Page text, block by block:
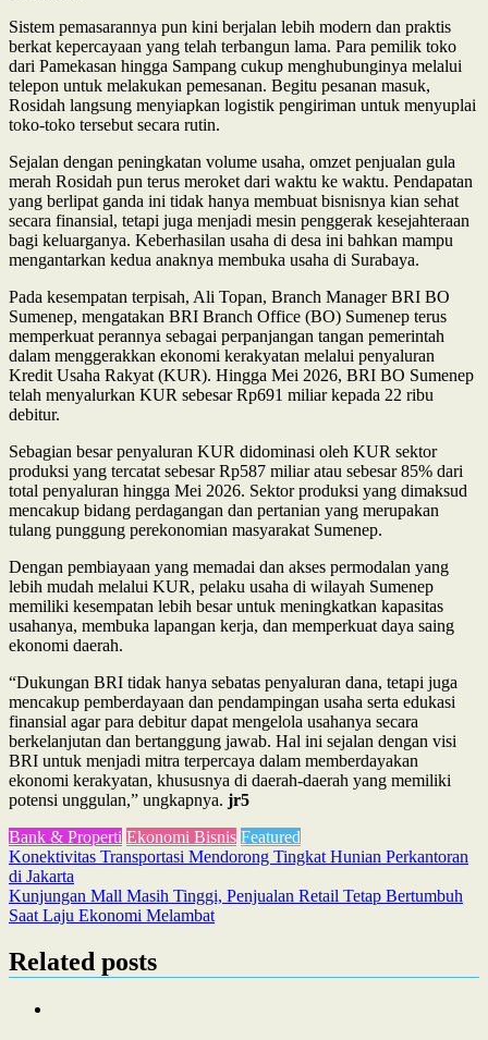
Sistem pemasarannya pun kini berjalan lebih modern dan praktis
berkat kepercayaan yang telah terbangun lama. Para pemilik toko
dari Pamekasan hingga Sampang cukup menghubunginya melalui
telepon untuk melakukan pemesanan. Begitu pesanan masuk,
Rosidah langsung menyiapkan logistik pengiriman untuk menyuplai
toko-toko tersebut secara rutin.
Sejalan dengan peningkatan volume usaha, omzet penjualan gula
merah Rosidah pun terus meroket dari waktu ke waktu. Pendapatan
yang berlipat ganda ini tidak hanya membuat bisnisnya kian sehat
secara finansial, tetapi juga menjadi mesin penggerak kesejahteraan
bagi keluarganya. Keberhasilan usaha di desa ini bahkan mampu
mengantarkan kedua anaknya membuka usaha di Surabaya.
Pada kesempatan terpisah, Ali Topan, Branch Manager BRI BO
Sumenep, mengatakan BRI Branch Office (BO) Sumenep terus
memperkuat perannya sebagai perpanjangan tangan pemerintah
dalam menggerakkan ekonomi kerakyatan melalui penyaluran
Kredit Usaha Rakyat (KUR). Hingga Mei 2026, BRI BO Sumenep
telah menyalurkan KUR sebesar Rp691 miliar kepada 22 ribu
debitur.
Sebagian besar penyaluran KUR didominasi oleh KUR sektor
produksi yang tercatat sebesar Rp587 miliar atau sebesar 85% dari
total penyaluran hingga Mei 2026. Sektor produksi yang dimaksud
mencakup bidang perdagangan dan pertanian yang merupakan
tulang punggung perekonomian masyarakat Sumenep.
Dengan pembiayaan yang memadai dan akses permodalan yang
lebih mudah melalui KUR, pelaku usaha di wilayah Sumenep
memiliki kesempatan lebih besar untuk meningkatkan kapasitas
usahanya, membuka lapangan kerja, dan memperkuat daya saing
ekonomi daerah.
“Dukungan BRI tidak hanya sebatas penyaluran dana, tetapi juga
mencakup pemberdayaan dan pendampingan usaha serta edukasi
finansial agar para debitur dapat mengelola usahanya secara
berkelanjutan dan bertanggung jawab. Hal ini sejalan dengan visi
BRI untuk menjadi mitra terpercaya dalam memberdayakan
ekonomi kerakyatan, khususnya di daerah-daerah yang memiliki
potensi unggulan,” ungkapnya. jr5
Bank & Properti Ekonomi Bisnis Featured
Post
navigation
Konektivitas Transportasi Mendorong Tingkat Hunian Perkantoran
di Jakarta
Kunjungan Mall Masih Tinggi, Penjualan Retail Tetap Bertumbuh
Saat Laju Ekonomi Melambat
Related posts